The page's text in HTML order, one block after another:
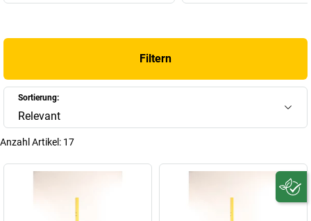
Filtern
Sortierung:
Relevant
Anzahl Artikel: 17